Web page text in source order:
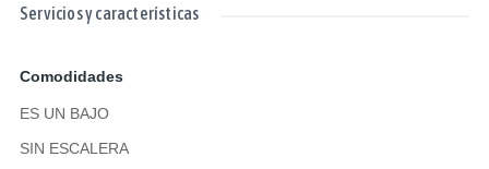
Servicios y características
Comodidades
ES UN BAJO
SIN ESCALERA